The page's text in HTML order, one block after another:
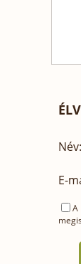
Név:
E-
A